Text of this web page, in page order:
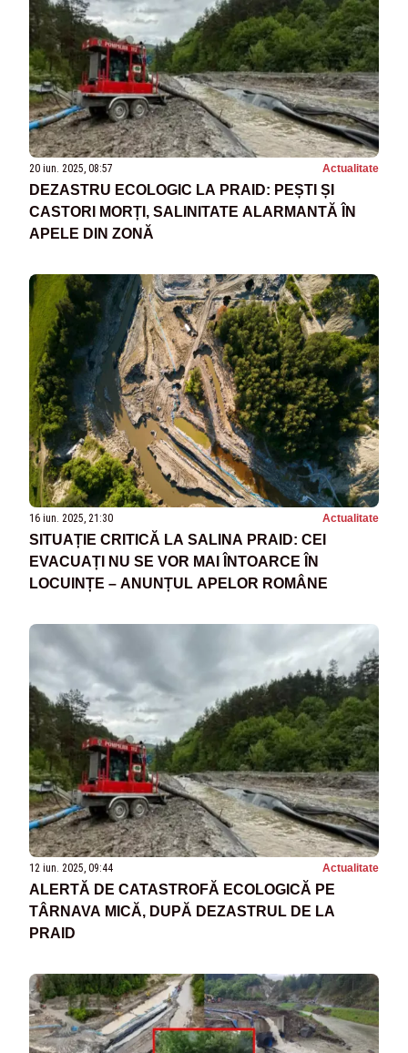
20 iun. 2025, 08:57 Actualitate
DEZASTRU ECOLOGIC LA PRAID: PEȘTI ȘI
CASTORI MORȚI, SALINITATE ALARMANTĂ ÎN
APELE DIN ZONĂ
16 iun. 2025, 21:30 Actualitate
SITUAȚIE CRITICĂ LA SALINA PRAID: CEI
EVACUAȚI NU SE VOR MAI ÎNTOARCE ÎN
LOCUINȚE – ANUNȚUL APELOR ROMÂNE
12 iun. 2025, 09:44 Actualitate
ALERTĂ DE CATASTROFĂ ECOLOGICĂ PE
TÂRNAVA MICĂ, DUPĂ DEZASTRUL DE LA
PRAID